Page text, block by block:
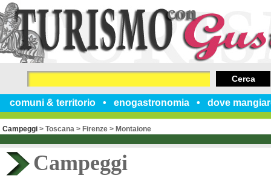
comuni & territorio enogastronomia dove
Cerca
Campeggi > Toscana > Firenze > Montaione
Campeggi